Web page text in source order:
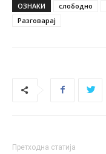
ОЗНАКИ слободно
Разговарај
Претходна статија